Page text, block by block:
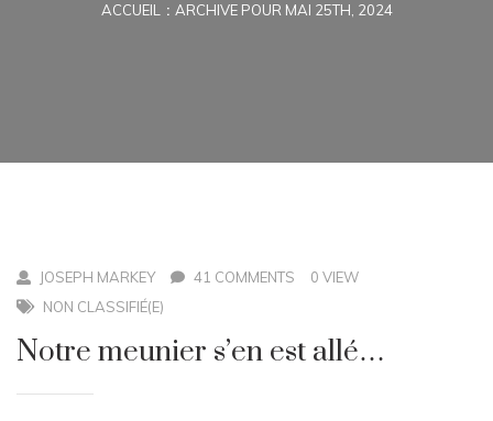
ACCUEIL ARCHIVE POUR MAI 25TH, 2024
JOSEPH MARKEY 41 COMMENTS
0 VIEW
NON CLASSIFIÉ(E)
Notre meunier s’en est allé…